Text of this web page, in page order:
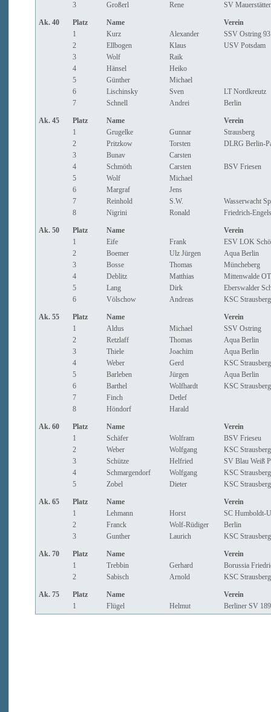
3
Großerl Rene SV
Ak. 40 Platz Name
Verein
1
Kurz Alexander
SSV Ostring 93
2
Ellbogen Klaus
USV Potsdam
3
Wolf
Raik
4
Hänsel
Heiko
5
Günther
Michael
6
Lischinsky Sven
LT Nordkreutz
7
Schnell Andrei Berlin
Ak. 45 Platz Name
Verein
1
Grugelke Gunnar
Strausberg
2
Pritzkow Torsten
DLRG Berlin-
3
Bunav
Carsten
4
Schmöth Carsten
BSV Friesen
5
Wolf
Michael
6
Margraf
Jens
7
Reinhold S.W.
Wasserwacht
8
Nigrini Ronald Friedrich-
Ak. 50 Platz Name
Verein
1
Eife Frank
ESV LOK
2
Boemer Ulz Jürgen
Aqua Berlin
3
Bosse Thomas
Müncheberg
4
Deblitz Matthias
Mittenwalde
5
Lang Dirk
Eberswalder
6
Völschow Andreas KSC
Ak. 55 Platz Name
Verein
1
Aldus Michael
SSV Ostring
2
Retzlaff Thomas
Aqua Berlin
3
Thiele Joachim
Aqua Berlin
4
Weber Gerd
KSC
5
Barleben Jürgen
Aqua Berlin
6
Barthel Wolfhardt
KSC
7
Finch
Detlef
8
Höndorf Harald
Ak. 60 Platz Name
Verein
1
Schäfer Wolfram
BSV Frieseu
2
Weber Wolfgang
KSC
3
Schütze Helfried
SV Blau Weiß
4
Schmargendorf Wolfgang
KSC
5
Zobel Dieter KSC
Ak. 65 Platz Name
Verein
1
Lehmann Horst
SC Humboldt-
2
Franck Wolf-Rüdiger
Berlin
3
Gunther Laurich KSC
Ak. 70 Platz Name
Verein
1
Trebbin Gerhard
Borussia
2
Sabisch Arnold KSC
Ak. 75 Platz Name
Verein
1
Flügel Helmut Berliner SV